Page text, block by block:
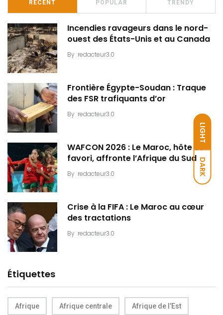
LIGHT
DARK
RECENT POPULAR TRENDY
Incendies ravageurs dans le nord-
ouest des États-Unis et au Canada
By redacteur3.0
Frontière Égypte-Soudan : Traque
des FSR trafiquants d’or
By redacteur3.0
WAFCON 2026 : Le Maroc, hôte et
favori, affronte l’Afrique du Sud
By redacteur3.0
Crise à la FIFA : Le Maroc au cœur
des tractations
By redacteur3.0
Étiquettes
Afrique Afrique centrale Afrique de l’Est